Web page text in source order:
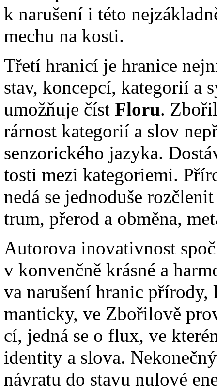
k na­ru­še­ní i té­to
me­chu na kos­ti.
Tře­tí hra­ni­cí je hra­ni­ce
stav, kon­cep­cí, ka­te­go­rií a
umož­ňu­je číst Flo­ru.
rár­nost ka­te­go­rií a slov
sen­zo­ric­ké­ho ja­zy­ka.
tos­ti me­zi ka­te­go­ri­e­mi.
ne­dá se jed­no­du­še
trum, pře­rod a ob­mě­na,
Au­to­ro­va ino­va­tiv­nost
v kon­venč­ně krás­né a
va na­ru­še­ní hra­nic
man­tic­ky, ve Zbo­ři­lo­vě
cí, jed­ná se o flux, ve
iden­ti­ty a slo­va.
ná­vra­tu do sta­vu nu­lo­vé